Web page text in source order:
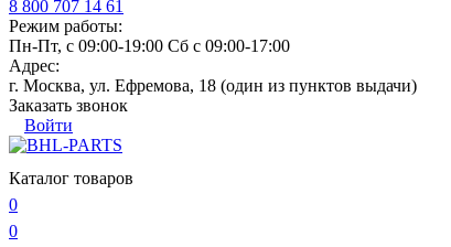
8 800 707 14 61
Режим работы:
Пн-Пт, с 09:00-19:00 Сб с 09:00-17:00
Адрес:
г. Москва, ул. Ефремова, 18 (один из пунктов выдачи)
Заказать звонок
Войти
Каталог товаров
0
0